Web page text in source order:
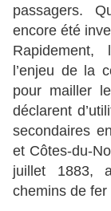
passagers.
encore été
Rapidement,
l’enjeu de la
pour mailler
déclarent
secondaires
et Côtes-du-
juillet 1883,
chemins de fer